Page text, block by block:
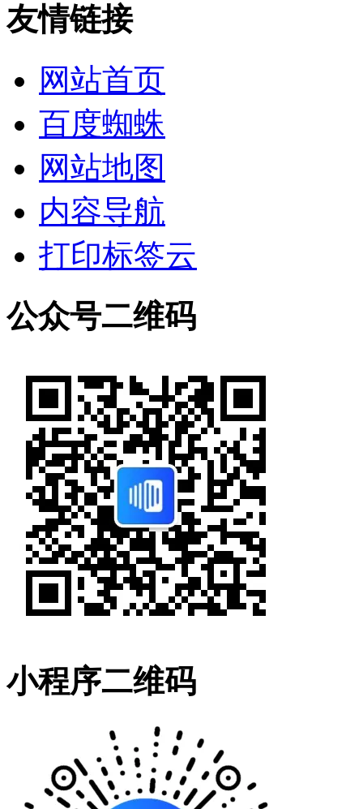
友情链接
网站首页
百度蜘蛛
网站地图
内容导航
打印标签云
公众号二维码
小程序二维码